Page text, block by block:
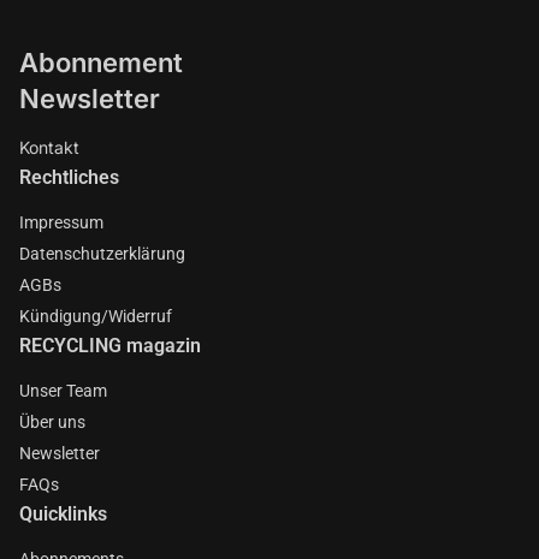
Abonnement
Newsletter
Kontakt
Rechtliches
Impressum
Datenschutzerklärung
AGBs
Kündigung/Widerruf
RECYCLING magazin
Unser Team
Über uns
Newsletter
FAQs
Quicklinks